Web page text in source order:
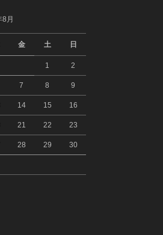
8月
金 土 日
1 2
7 8 9
14 15 16
21 22 23
28 29 30